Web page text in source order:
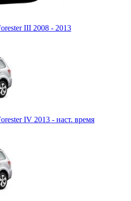
III 2008 - 2013
IV 2013 - наст. время